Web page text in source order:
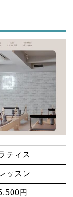
ティス
ッスン
円